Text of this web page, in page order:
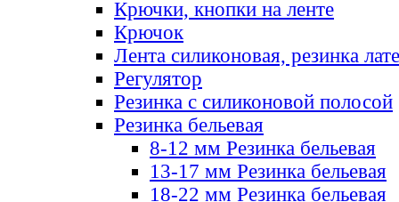
Крючки, кнопки на ленте
Крючок
Лента силиконовая, резинка
Регулятор
Резинка с силиконовой полосой
Резинка бельевая
8-12 мм Резинка бельевая
13-17 мм Резинка бельевая
18-22 мм Резинка бельевая